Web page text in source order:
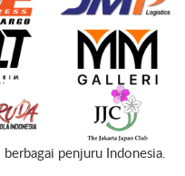
penjuru Indonesia.